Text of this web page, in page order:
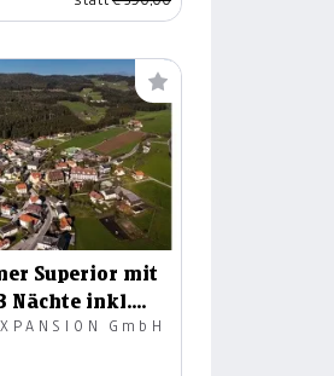
Superior mit
Nächte inkl.
GmbH